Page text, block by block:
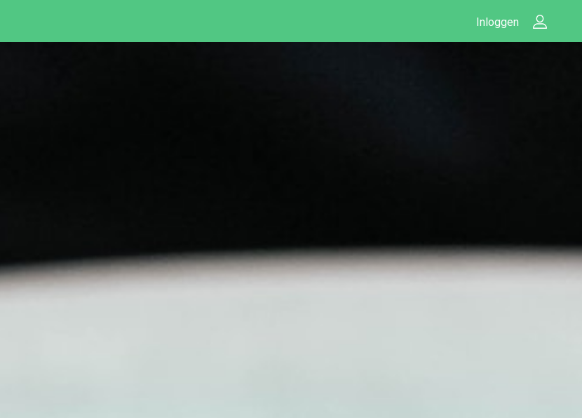
Inloggen